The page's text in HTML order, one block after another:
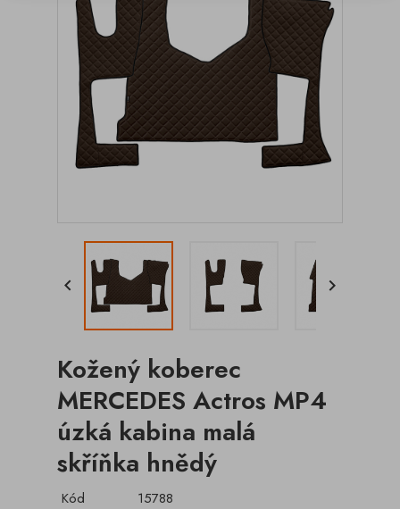
 
Kožený koberec
MERCEDES Actros MP4
úzká kabina malá
skříňka hnědý
Kód
15788